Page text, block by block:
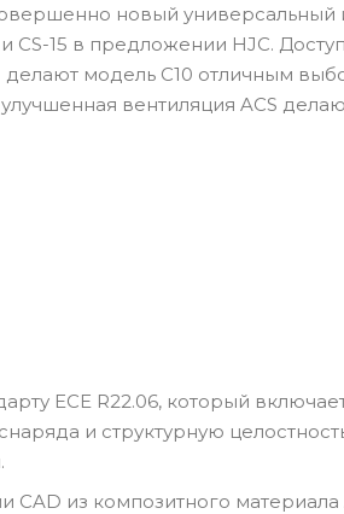
новый
CS-15 в предложении HJC.
делают модель C10 отличным
вентиляция ACS
ECE R22.06, который
и структурную
CAD из композитного